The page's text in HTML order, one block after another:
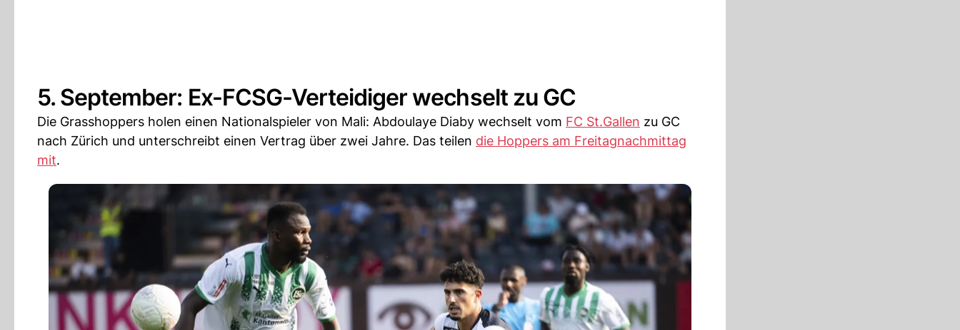
5. September: Ex-FCSG-Verteidiger wechselt zu GC
Die Grasshoppers holen einen Nationalspieler von Mali: Abdoulaye Diaby wechselt vom FC St.Gallen zu GC
nach Zürich und unterschreibt einen Vertrag über zwei Jahre. Das teilen die Hoppers am Freitagnachmittag
mit.